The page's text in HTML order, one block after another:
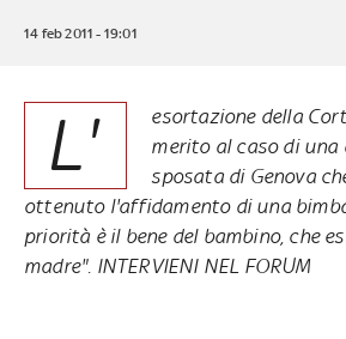
14 feb 2011 - 19:01
L'
esortazione della
merito al caso di una
sposata di Genova
ottenuto l'affidamento di una
priorità è il bene del bambino, che
madre". INTERVIENI NEL FORUM